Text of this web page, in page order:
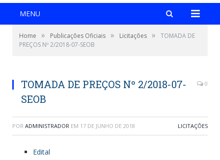
MENU
Home » Publicações Oficiais » Licitações »
TOMADA DE
PREÇOS Nº 2/2018-07-SEOB
TOMADA DE PREÇOS Nº 2/2018-07-
SEOB
0
POR ADMINISTRADOR EM 17 DE JUNHO DE 2018 LICITAÇÕES
Edital